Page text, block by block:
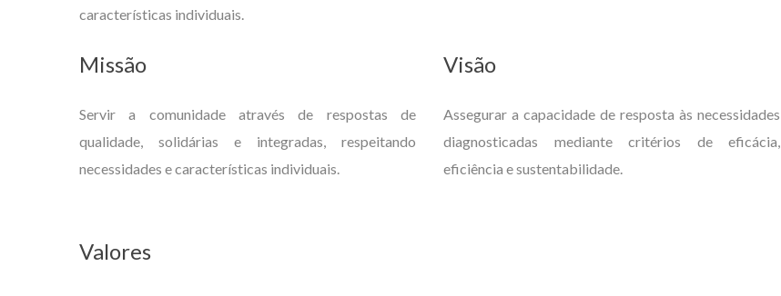
características individuais.
Missão
Servir a comunidade através de respostas de
qualidade, solidárias e integradas, respeitando
necessidades e características individuais.
Visão
Assegurar a capacidade de resposta às necessidades
diagnosticadas mediante critérios de eficácia,
eficiência e sustentabilidade.
Valores